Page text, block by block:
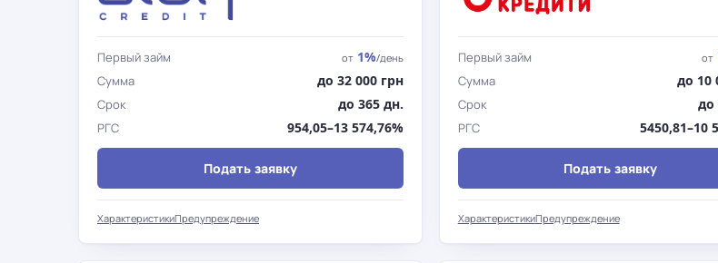
Первый займ от 1%/день
Сумма до 32 000 грн
Срок до 365 дн.
РГС 954,05–13 574,76%
Подать заявку
ХарактеристикиПредупреждение
Первый займ от
Сумма до 10
Срок до
РГС 5450,81–10
Подать заявку
ХарактеристикиПредупреждение